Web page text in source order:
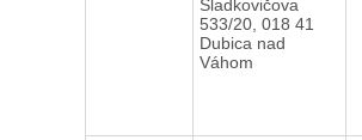
Sladkovičova
533/20, 018 41
Dubica nad
Váhom